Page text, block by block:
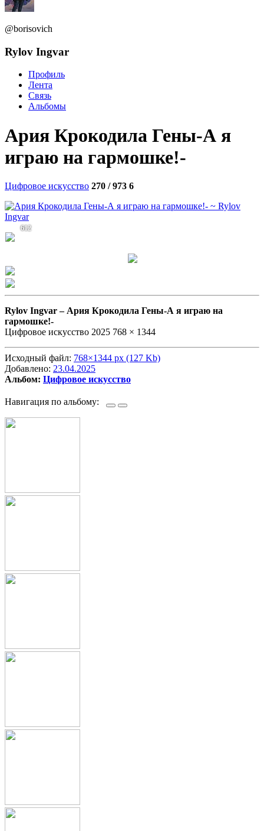
@borisovich
Rylov Ingvar
Профиль
Лента
Связь
Альбомы
Ария Крокодила Гены-А я
играю на гармошке!-
Цифровое искусство 270 / 973 6
612
Rylov Ingvar – Ария Крокодила Гены-А я играю на
гармошке!-
Цифровое искусство 2025 768 × 1344
Исходный файл: 768×1344 px (127 Kb)
Добавлено: 23.04.2025
Альбом: Цифровое искусство
Навигация по альбому: